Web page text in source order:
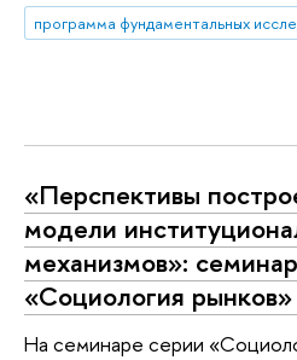
«Перспективы
модели
механизмов»:
«Социология
На семинаре серии